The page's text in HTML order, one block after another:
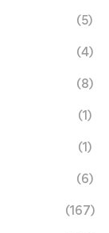
(5)
(4)
(8)
(1)
(1)
(6)
(167)